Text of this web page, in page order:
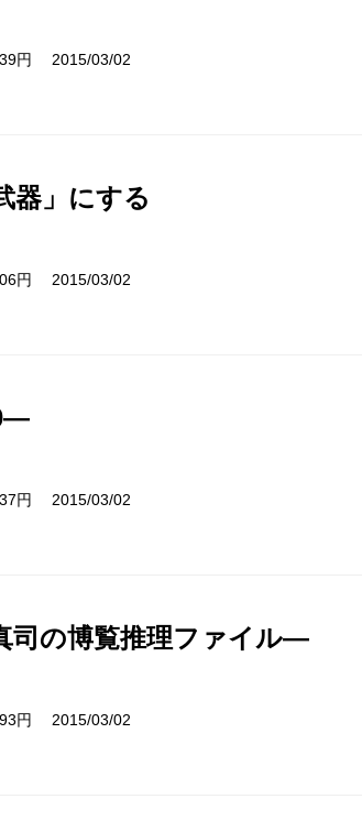
円 2015/03/02
器」にする
円 2015/03/02
円 2015/03/02
司の博覧推理ファイル―
円 2015/03/02